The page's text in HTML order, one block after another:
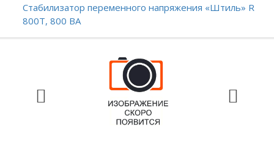
Стабилизатор переменного напряжения «Штиль» R
800T, 800 ВА